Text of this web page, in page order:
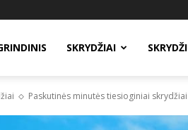
SKRYDŽIAI
Paskutinės minutės tiesioginiai